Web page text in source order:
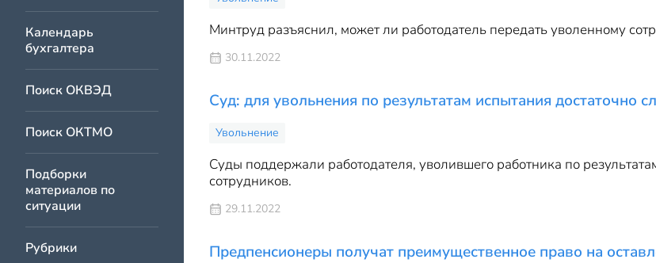
Календарь
бухгалтера
Поиск ОКВЭД
Поиск ОКТМО
Подборки
материалов по
ситуации
Рубрики
Минтруд разъяснил, может ли работодатель передать уволенному
30.11.2022
Суд: для увольнения по результатам испытания достаточно
Увольнение
Суды поддержали работодателя, уволившего работника по
сотрудников.
29.11.2022
Предпенсионеры получат преимущественное право на